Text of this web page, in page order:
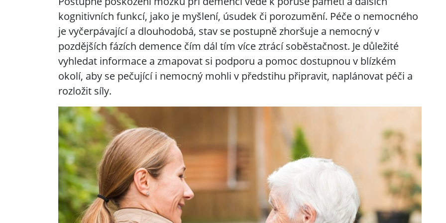
kognitivních funkcí, jako je myšlení, úsudek či porozumění. Péče o nemocného
je vyčerpávající a dlouhodobá, stav se postupně zhoršuje a nemocný v
pozdějších fázích demence čím dál tím více ztrácí soběstačnost. Je důležité
vyhledat informace a zmapovat si podporu a pomoc dostupnou v blízkém
okolí, aby se pečující i nemocný mohli v předstihu připravit, naplánovat péči a
rozložit síly.